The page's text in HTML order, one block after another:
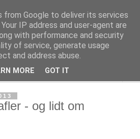
Kage!
- og lidt om
from Google to deliver its services
IP address and user-agent are
with performance and security
of service, generate usage
and address abuse.
MORE GOT IT